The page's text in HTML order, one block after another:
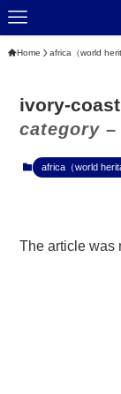
Home africa（world
ivory-coast
category –
africa（world
The article was